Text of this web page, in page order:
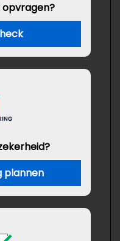
plannen